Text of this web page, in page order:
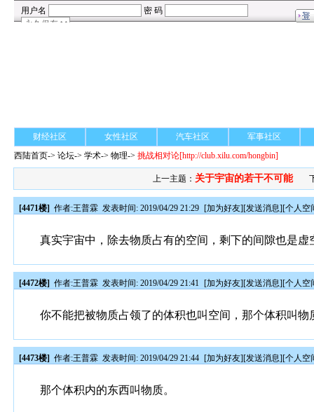
财经社区 女性社区 汽车社区
军事社区
西陆首页->论坛->学术-> 物理->挑战相对论[http://club.xilu.com/hongbin]
上一主题： 关于宇宙的若干不可能
[4471楼] 作者:王普霖 发表时间: 2019/04/29 21:29 [加为好友][发送消息][个人空
真实宇宙中，除去物质占有的空间，剩下的间隙也是虚
[4472楼] 作者:王普霖 发表时间: 2019/04/29 21:41 [加为好友][发送消息][个人空
你不能把被物质占领了的体积也叫空间，那个体积叫物
[4473楼] 作者:王普霖 发表时间: 2019/04/29 21:44 [加为好友][发送消息][个人空
那个体积内的东西叫物质。